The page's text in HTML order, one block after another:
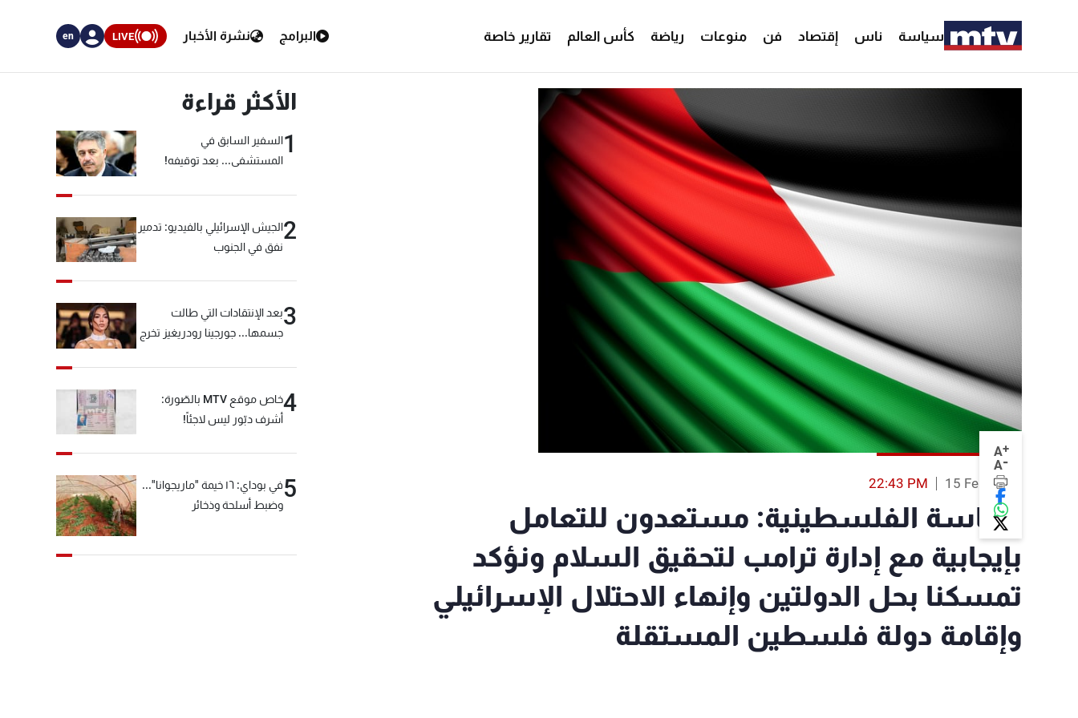
سياسة ناس إقتصاد فن منوعات رياضة كأس العالم تقارير خاصة البرامج نشرة الأخبار LIVE
en
A+
A-
15 Feb 2017
22:43 PM
الرئاسة الفلسطينية: مستعدون للتعامل
بإيجابية مع إدارة ترامب لتحقيق السلام ونؤكد
تمسكنا بحل الدولتين وإنهاء الاحتلال الإسرائيلي
وإقامة دولة فلسطين المستقلة
الأكثر قراءة
1السفير السابق في
المستشفى... بعد توقيفه!
2الجيش الإسرائيلي بالفيديو: تدمير
نفق في الجنوب
3بعد الإنتقادات التي طالت
جسمها... جورجينا رودريغيز تخرج
4
خاص موقع MTV بالصّورة:
أشرف دبّور ليس لاجئاً!
5
في بوداي: ١٦ خيمة "ماريجوانا"...
وضبط أسلحة وذخائر